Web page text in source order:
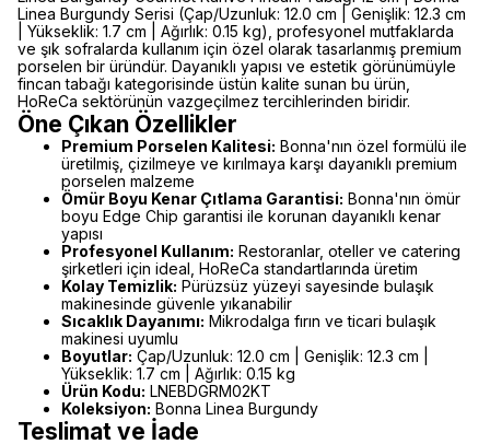
Linea Burgundy Serisi (Çap/Uzunluk: 12.0 cm | Genişlik: 12.3 cm
| Yükseklik: 1.7 cm | Ağırlık: 0.15 kg), profesyonel mutfaklarda
ve şık sofralarda kullanım için özel olarak tasarlanmış premium
porselen bir üründür. Dayanıklı yapısı ve estetik görünümüyle
fincan tabağı kategorisinde üstün kalite sunan bu ürün,
HoReCa sektörünün vazgeçilmez tercihlerinden biridir.
Öne Çıkan Özellikler
Premium Porselen Kalitesi: Bonna'nın özel formülü ile
üretilmiş, çizilmeye ve kırılmaya karşı dayanıklı premium
porselen malzeme
Ömür Boyu Kenar Çıtlama Garantisi: Bonna'nın ömür
boyu Edge Chip garantisi ile korunan dayanıklı kenar
yapısı
Profesyonel Kullanım: Restoranlar, oteller ve catering
şirketleri için ideal, HoReCa standartlarında üretim
Kolay Temizlik: Pürüzsüz yüzeyi sayesinde bulaşık
makinesinde güvenle yıkanabilir
Sıcaklık Dayanımı: Mikrodalga fırın ve ticari bulaşık
makinesi uyumlu
Boyutlar: Çap/Uzunluk: 12.0 cm | Genişlik: 12.3 cm |
Yükseklik: 1.7 cm | Ağırlık: 0.15 kg
Ürün Kodu: LNEBDGRM02KT
Koleksiyon: Bonna Linea Burgundy
Teslimat ve İade